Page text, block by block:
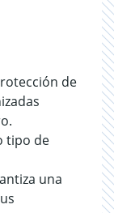
de
tipo de
una